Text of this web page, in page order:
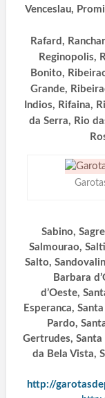
Venceslau,
Rafard,
Reginopolis,
Bonito,
Grande,
Indios, Rifaina,
da Serra, Rio
Sabino,
Salmourao,
Salto,
Barbara
d’Oeste,
Esperanca,
Pardo,
Gertrudes, Santa
da Bela Vista,
http://